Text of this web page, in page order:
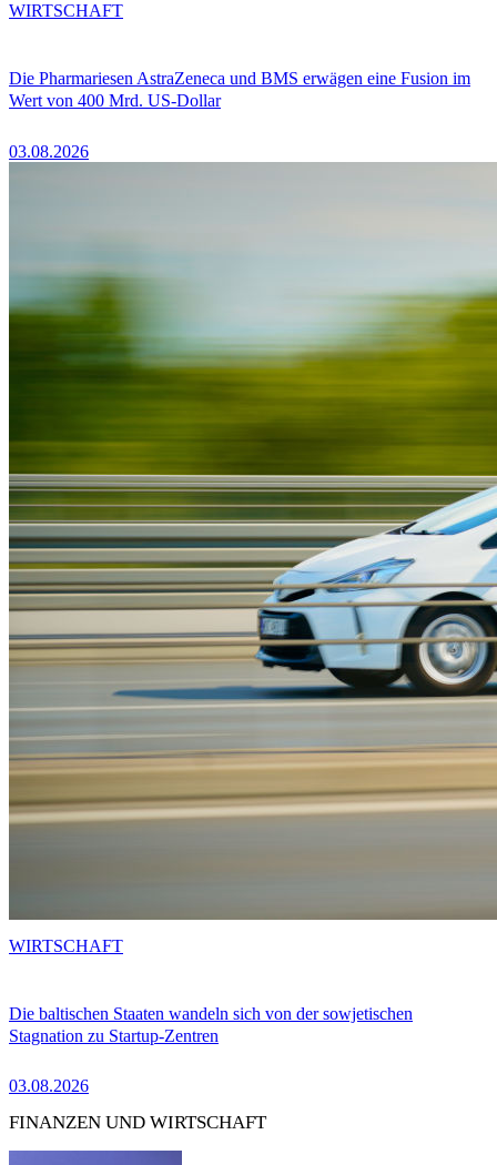
Die Pharmariesen AstraZeneca und BMS erwägen eine Fusion im
Wert von 400 Mrd. US-Dollar
03.08.2026
WIRTSCHAFT
Die baltischen Staaten wandeln sich von der sowjetischen
Stagnation zu Startup-Zentren
03.08.2026
WIRTSCHAFT
FINANZEN UND WIRTSCHAFT